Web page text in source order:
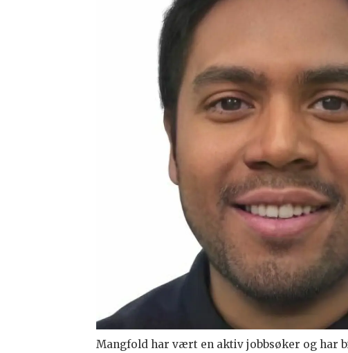
Mangfold har vært en aktiv jobbsøker og har